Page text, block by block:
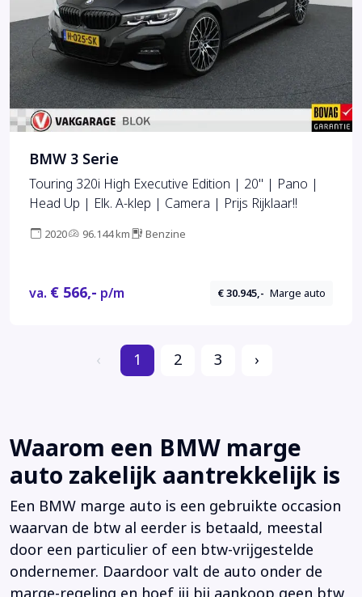
BMW 3 Serie
Touring 320i High Executive Edition | 20'' | Pano |
Head Up | Elk. A-klep | Camera | Prijs Rijklaar!!
2020 96.144 km Benzine
va. € 566,- p/m € 30.945,- Marge auto
‹ 1 2 3 ›
Waarom een BMW marge
auto zakelijk aantrekkelijk is
Een BMW marge auto is een gebruikte occasion
waarvan de btw al eerder is betaald, meestal
door een particulier of een btw-vrijgestelde
ondernemer. Daardoor valt de auto onder de